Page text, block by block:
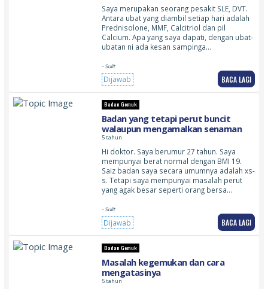
Saya merupakan seorang pesakit SLE, DVT.
Antara ubat yang diambil setiap hari adalah
Prednisolone, MMF, Calcitriol dan pil
Calcium. Apa yang saya dapati, dengan ubat-
ubatan ni ada kesan sampinga…
- Sulit
Dijawab BACA LAGI
Badan Gemuk
Badan yang tetapi perut buncit
walaupun mengamalkan senaman
5 tahun
Hi doktor. Saya berumur 27 tahun. Saya
mempunyai berat normal dengan BMI 19.
Saiz badan saya secara umumnya adalah xs-
s. Tetapi saya mempunyai masalah perut
yang agak besar seperti orang bersa…
- Sulit
Dijawab BACA LAGI
Badan Gemuk
Masalah kegemukan dan cara
mengatasinya
5 tahun